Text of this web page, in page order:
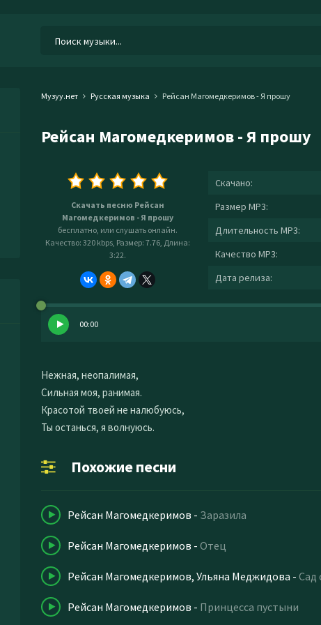
Музуу.нет Русская музыка Рейсан Магомедкеримов - Я прошу
Рейсан Магомедкеримов - Я прошу
Скачать песню Рейсан
Магомедкеримов - Я прошу
бесплатно, или слушать онлайн.
Качество: 320 kbps, Размер: 7.76, Длина:
3:22.
Скачано:
Размер MP3:
Длительность MP3:
Качество MP3:
Дата релиза:
00:00
Нежная, неопалимая,
Сильная моя, ранимая.
Красотой твоей не налюбуюсь,
Ты останься, я волнуюсь.
Похожие песни
Рейсан Магомедкеримов - Заразила
Рейсан Магомедкеримов - Отец
Рейсан Магомедкеримов, Ульяна Меджидова - Сад
Рейсан Магомедкеримов - Принцесса пустыни